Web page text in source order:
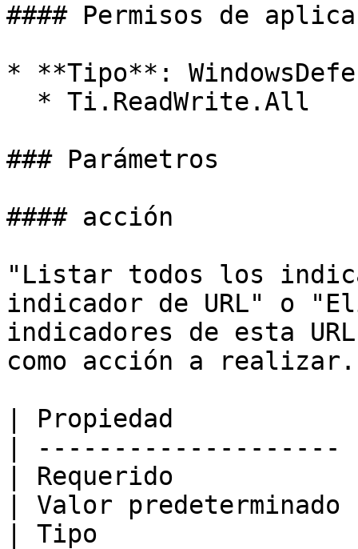
#### Permisos de
* **Tipo**:
### Parámetros
#### acción
"Listar todos los
indicador de URL" o
indicadores de esta
como acción a realizar.
| Propiedad
|
| Requerido
| Valor
| Tipo